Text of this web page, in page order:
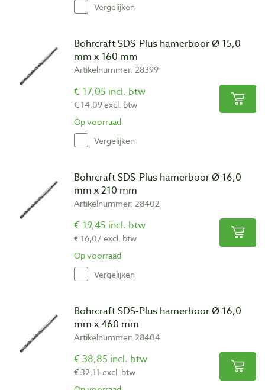
Vergelijken
Bohrcraft SDS-Plus hamerboor Ø 15,0
mm x 160 mm
Artikelnummer: 28399
€ 17,05 incl. btw
€ 14,09 excl. btw
Op voorraad
Vergelijken
Bohrcraft SDS-Plus hamerboor Ø 16,0
mm x 210 mm
Artikelnummer: 28402
€ 19,45 incl. btw
€ 16,07 excl. btw
Op voorraad
Vergelijken
Bohrcraft SDS-Plus hamerboor Ø 16,0
mm x 460 mm
Artikelnummer: 28404
€ 38,85 incl. btw
€ 32,11 excl. btw